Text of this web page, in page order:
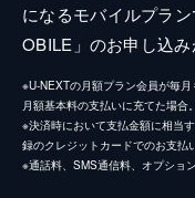
になるモバイルプラ
OBILE」のお申し込み
※U-NEXTの月額プラン会員が毎
月額基本料の支払いに充てた場合。
※決済時において支払金額に相当
録のクレジットカードでのお支払
※通話料、SMS通信料、オプショ